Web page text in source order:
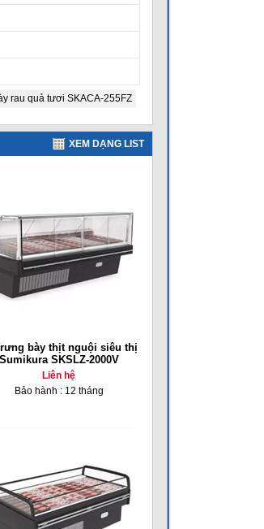
rau quả tươi SKACA-255FZ
XEM DẠNG LIST
bày thịt nguội siêu thị
Sumikura SKSLZ-2000V
Liên hệ
Bảo hành : 12 tháng